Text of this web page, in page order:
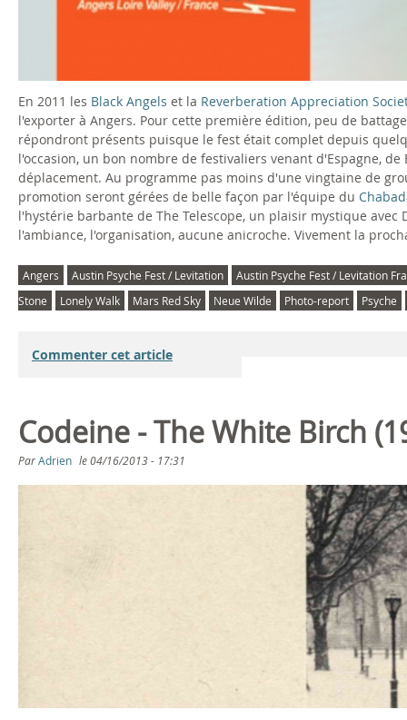
En 2011 les Black Angels et la Reverberation Appreciation
l'exporter à Angers. Pour cette première édition, peu de
répondront présents puisque le fest était complet depuis
l'occasion, un bon nombre de festivaliers venant d'Espagne,
déplacement. Au programme pas moins d'une vingtaine de
promotion seront gérées de belle façon par l'équipe du
l'hystérie barbante de The Telescope, un plaisir mystique
l'ambiance, l'organisation, aucune anicroche. Vivement la
Angers Austin Psyche Fest / Levitation
Austin Psyche Fest / Levitation
Stone
Lonely Walk Mars Red Sky Neue Wilde Photo-report Psyche
Commenter cet article
Codeine - The White Birch
ParAdrien le04/16/2013 - 17:31